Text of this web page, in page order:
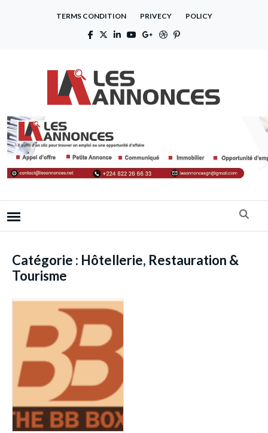
TERMS CONDITION PRIVECY POLICY
Catégorie : Hôtellerie, Restauration &
Tourisme